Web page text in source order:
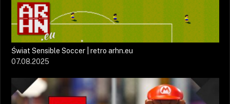
Świat Sensible Soccer | retro arhn.eu
07.08.2025